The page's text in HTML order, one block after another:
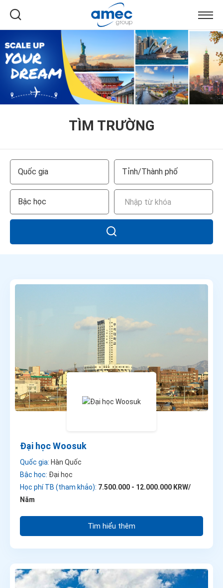
TÌM TRƯỜNG
Quốc gia Tỉnh/Thành phố
Bậc học
Đại học Woosuk
Quốc gia: Hàn Quốc
Bậc học: Đại học
Học phí TB (tham khảo): 7.500.000 - 12.000.000 KRW/
Năm
Tìm hiểu thêm